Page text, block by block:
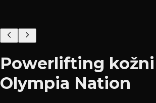
Powerlifting
Olympia Nation